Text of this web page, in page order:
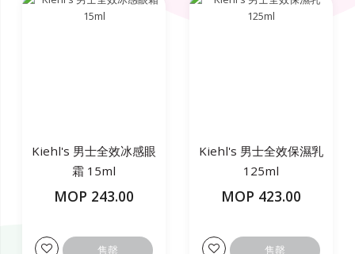
Kiehl's 男士全效冰感眼
霜 15ml
MOP 243.00
售罄
Kiehl's 男士全效保濕乳
125ml
MOP 423.00
售罄